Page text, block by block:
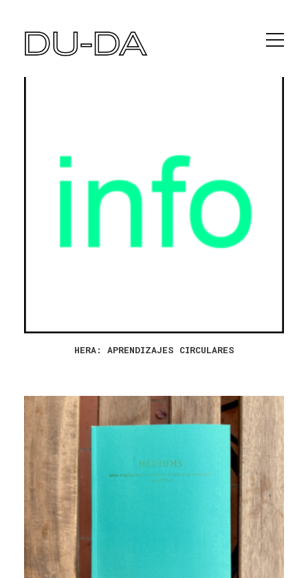
APRENDIZAJES CIRCULARES
Home/ Programación cultural
HERA: APRENDIZAJES CIRCULARES